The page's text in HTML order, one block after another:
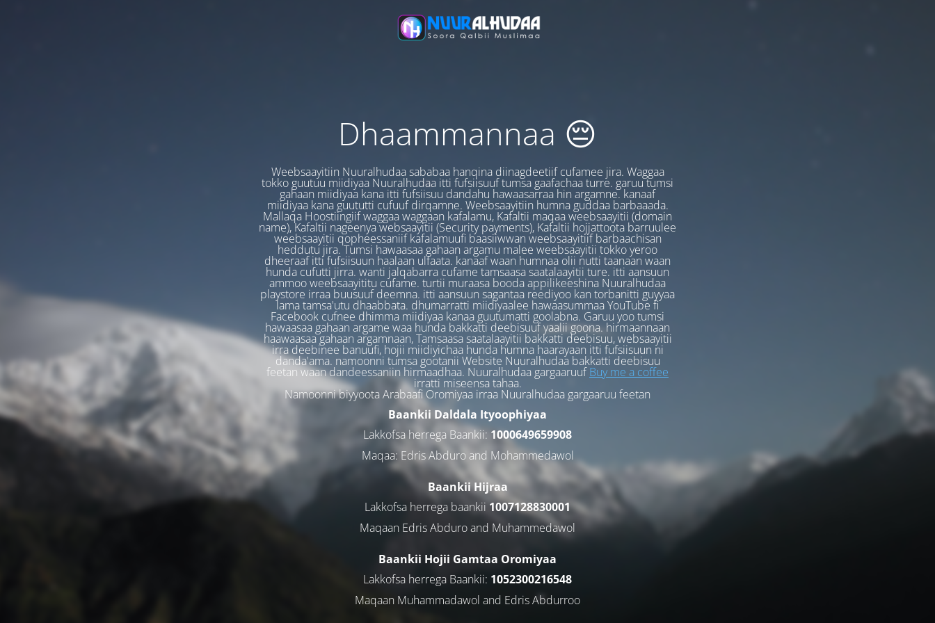
Dhaammannaa 😔
Weebsaayitiin Nuuralhudaa sababaa hanqina diinagdeetiif cufamee jira. Waggaa
tokko guutuu miidiyaa Nuuralhudaa itti fufsiisuuf tumsa gaafachaa turre. garuu tumsi
gahaan miidiyaa kana itti fufsiisuu dandahu hawaasarraa hin argamne. kanaaf
miidiyaa kana guututti cufuuf dirqamne. Weebsaayitiin humna guddaa barbaaada.
Mallaqa Hoostiingiif waggaa waggaan kafalamu, Kafaltii maqaa weebsaayitii (domain
name), Kafaltii nageenya websaayitii (Security payments), Kafaltii hojjattoota barruulee
weebsaayitii qopheessaniif kafalamuufi baasiiwwan weebsaayitiif barbaachisan
heddutu jira. Tumsi hawaasaa gahaan argamu malee weebsaayitii tokko yeroo
dheeraaf itti fufsiisuun haalaan ulfaata. kanaaf waan humnaa olii nutti taanaan waan
hunda cufutti jirra. wanti jalqabarra cufame tamsaasa saatalaayitii ture. itti aansuun
ammoo weebsaayititu cufame. turtii muraasa booda appilikeeshina Nuuralhudaa
playstore irraa buusuuf deemna. itti aansuun sagantaa reediyoo kan torbanitti guyyaa
lama tamsa'utu dhaabbata. dhumarratti miidiyaalee hawaasummaa YouTube fi
Facebook cufnee dhimma miidiyaa kanaa guutumatti goolabna. Garuu yoo tumsi
hawaasaa gahaan argame waa hunda bakkatti deebisuuf yaalii goona. hirmaannaan
haawaasaa gahaan argamnaan, Tamsaasa saatalaayitii bakkatti deebisuu, websaayitii
irra deebinee banuufi, hojii miidiyichaa hunda humna haarayaan itti fufsiisuun ni
danda'ama. namoonni tumsa gootanii Website Nuuralhudaa bakkatti deebisuu
feetan waan dandeessaniin hirmaadhaa. Nuuralhudaa gargaaruufBuy me a coffee
irratti miseensa tahaa.
Namoonni biyyoota Arabaafi Oromiyaa irraa Nuuralhudaa gargaaruu feetan
Baankii Daldala Ityoophiyaa
Lakkofsa herrega Baankii: 1000649659908
Maqaa: Edris Abduro and Mohammedawol
Baankii Hijraa
Lakkofsa herrega baankii 1007128830001
Maqaan Edris Abduro and Muhammedawol
Baankii Hojii Gamtaa Oromiyaa
Lakkofsa herrega Baankii: 1052300216548
Maqaan Muhammadawol and Edris Abdurroo